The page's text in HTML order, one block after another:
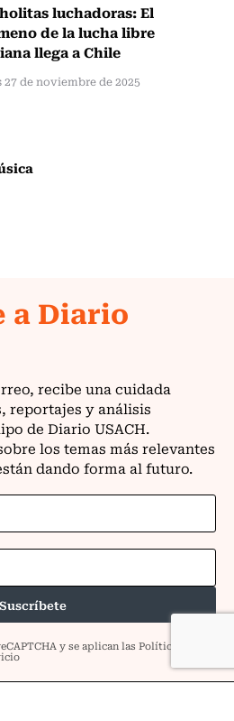
luchadoras: El
de la lucha libre
llega a Chile
27 de noviembre de 2025